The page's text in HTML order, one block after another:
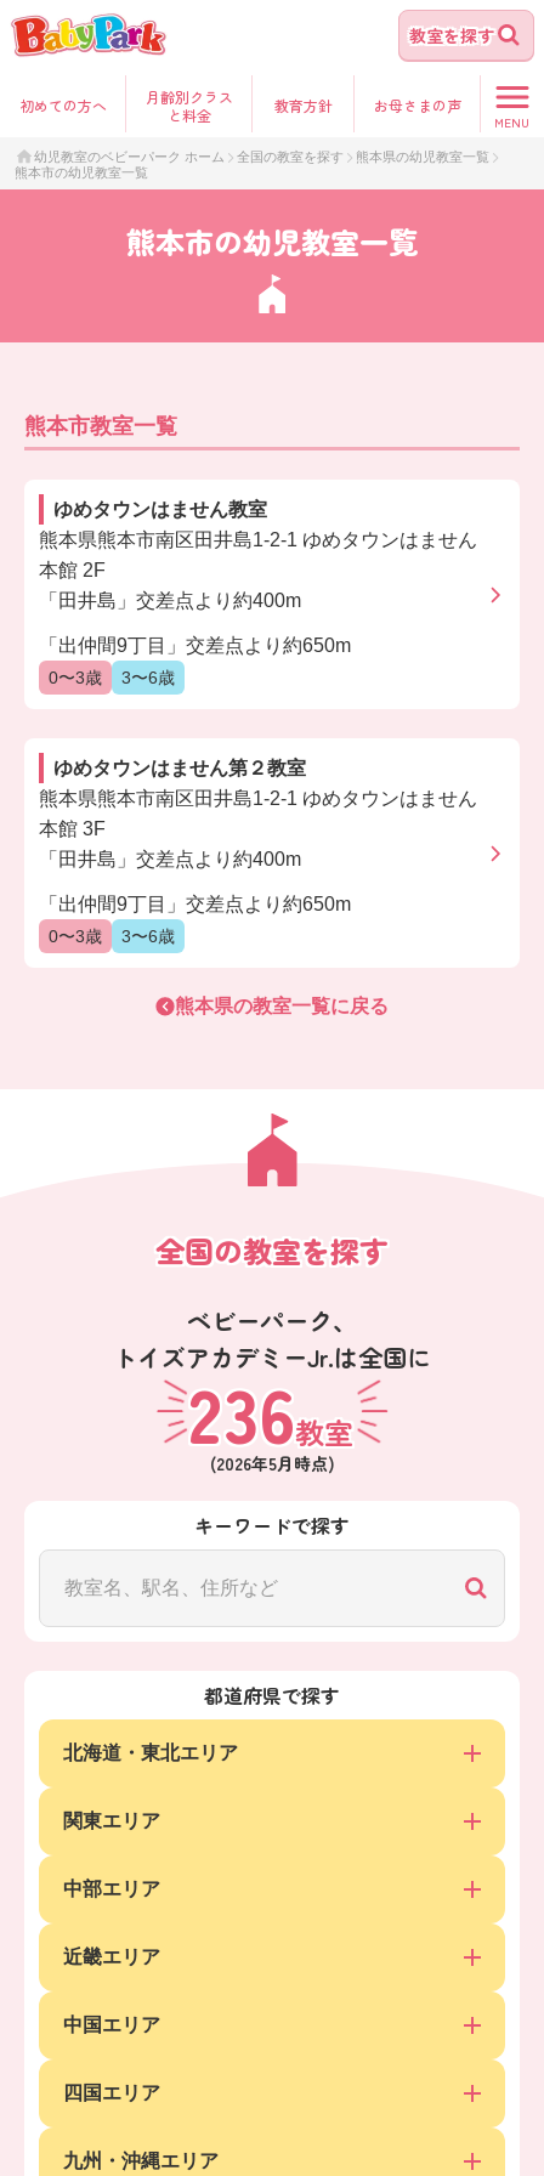
教室を探す
初めての方へ
月齢別クラス
と料金
教育方針 お母さまの声
MENU
幼児教室のベビーパーク ホーム 全国の教室を探す
熊本県の幼児教室一覧
熊本市の幼児教室一覧
熊本市の幼児教室一覧
熊本市教室一覧
ゆめタウンはません教室
熊本県熊本市南区田井島1-2-1 ゆめタウンはません
本館 2F
「田井島」交差点より約400m
「出仲間9丁目」交差点より約650m
0〜3歳 3〜6歳
ゆめタウンはません第２教室
熊本県熊本市南区田井島1-2-1 ゆめタウンはません
本館 3F
「田井島」交差点より約400m
「出仲間9丁目」交差点より約650m
0〜3歳 3〜6歳
熊本県の教室一覧に戻る
全国の教室を探す
ベビーパーク、
トイズアカデミーJr.は全国に
236教室
(2026年5月 時点)
キーワードで探す
都道府県で探す
北海道・東北エリア
関東エリア
中部エリア
近畿エリア
中国エリア
四国エリア
九州・沖縄エリア